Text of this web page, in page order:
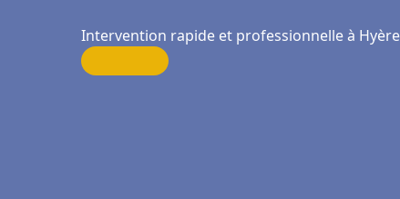
Intervention rapide et professionnelle à